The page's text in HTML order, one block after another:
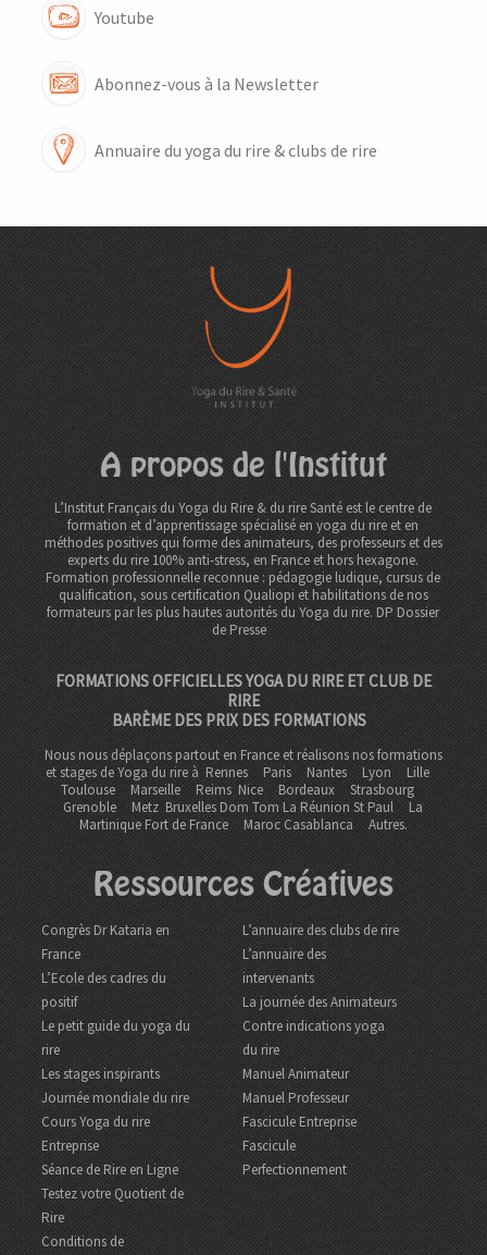
Youtube
Abonnez-vous à la Newsletter
Annuaire du yoga du rire & clubs de rire
A propos de l'Institut
L’Institut Français du Yoga du Rire & du rire Santé est le centre de
formation et d’apprentissage spécialisé en yoga du rire et en
méthodes positives qui forme des animateurs, des professeurs et des
experts du rire 100% anti-stress, en France et hors hexagone.
Formation professionnelle reconnue : pédagogie ludique, cursus de
qualification, sous certification Qualiopi et habilitations de nos
formateurs par les plus hautes autorités du Yoga du rire. DPDossier
de Presse
FORMATIONS OFFICIELLES YOGA DU RIRE ET CLUB DE
RIRE
BARÈME DES PRIX DES FORMATIONS
Nous nous déplaçons partout en France et réalisons nos formations
et stages de Yoga du rire à Rennes Paris Nantes Lyon
Lille
Toulouse
Marseille Reims Nice Bordeaux
Strasbourg
Grenoble
Metz Bruxelles Dom TomLa Réunion St Paul
La
Martinique Fort de France
Maroc Casablanca Autres.
Ressources Créatives
Congrès Dr Kataria en
France
L’Ecole des cadres du
positif
Le petit guide du yoga du
rire
Les stages inspirants
Journée mondiale du rire
Cours Yoga du rire
Entreprise
Séance de Rire en Ligne
Testez votre Quotient de
Rire
Conditions de
L’annuaire des clubs de rire
L’annuaire des
intervenants
La journée des Animateurs
Contre indications yoga
du rire
Manuel Animateur
Manuel Professeur
Fascicule Entreprise
Fascicule
Perfectionnement